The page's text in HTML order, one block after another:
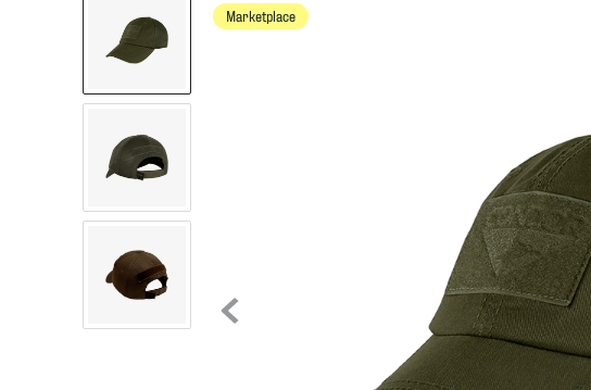
Marketplace
tenis niño